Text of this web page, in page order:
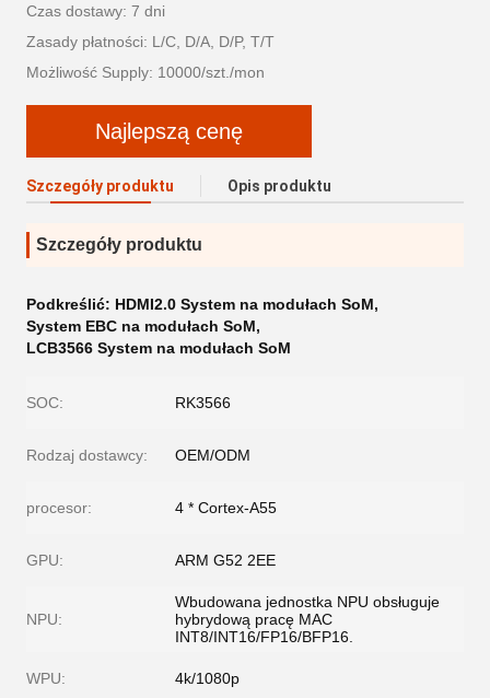
Czas dostawy: 7 dni
Zasady płatności: L/C, D/A, D/P, T/T
Możliwość Supply: 10000/szt./mon
Najlepszą cenę
Szczegóły produktu Opis produktu
Szczegóły produktu
Podkreślić: HDMI2.0 System na modułach SoM,
System EBC na modułach SoM,
LCB3566 System na modułach SoM
SOC: RK3566
Rodzaj dostawcy: OEM/ODM
procesor: 4 * Cortex-A55
GPU: ARM G52 2EE
NPU:
Wbudowana jednostka NPU obsługuje
hybrydową pracę MAC
INT8/INT16/FP16/BFP16.
WPU: 4k/1080p